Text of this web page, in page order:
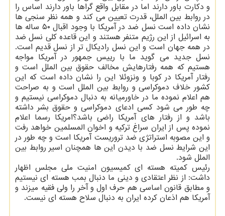
و دکارت باور دارند اما در مقابل واقع گراها باور دارند اساس را
در روابط بین الملل، قدرت تعیین می کند و همه نظر سنجی ها
نشان داده است نسل ضد در آمریکا با وجود اقبال ۵۰ ساله ها
به اسرائیل از این رژیم متنفر هستند و این قاعده کلی نسل ضد
در همه جهان است و این نسل رادیکال تر از نسل قدیم است.
نسل جدید می گوید ما با رییس جمهور در آمریکا مواجه
هستیم که همه رفتارهایش مخالف حقوق بین الملل است و
رفتار آمریکا در کوبا و ونزوئلا این را نشان داده است که این
کشور خلاف دموکراسی و روابط بین الملل است و به صراحت
هم اعلام نموده ما در خاورمیانه به دنبال دموکراسی نیستیم و
چه طور می شود کسی ادعای دموکراسی و حقوق بشر داشته
باشد و از رفتار های آمریکا راضی باشد؟امریکا رسما اعلام
نموده پس از ایران سراغ ترکیه و اخوان المسلمین خواهد رفت
و این مصوبه استراتژی ضد تروریست آمریکا است و چه طور در
این شرایط نسل ضد با دیدن این ها همچنان اسیر روابط بین
الملل شود.
رئیس کمیته هسته ای کمیسیون امنیت ملی مجلس اظهار
داشت: از نظر اعتقادی و دینی ما دنبال بمب هسته ای نیستیم
و مطابق قانون اساسی هم حرف اول و آخر را ولی فقیه میزند و
آمریکا هم اذعان کرده ایران به دنبال سلاح هسته ای نیست.